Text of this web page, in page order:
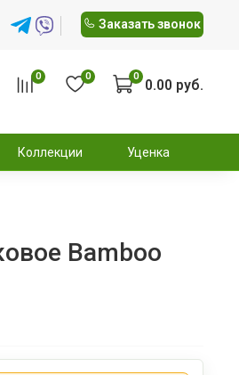
Заказать звонок
0 0 0 0.00 руб.
Коллекции Уценка
Bamboo